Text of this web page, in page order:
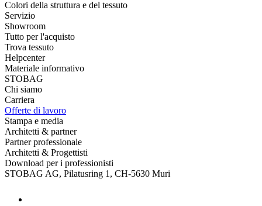
Colori della struttura e del tessuto
Servizio
Showroom
Tutto per l'acquisto
Trova tessuto
Helpcenter
Materiale informativo
STOBAG
Chi siamo
Carriera
Offerte di lavoro
Stampa e media
Architetti & partner
Partner professionale
Architetti & Progettisti
Download per i professionisti
STOBAG AG, Pilatusring 1, CH-5630 Muri